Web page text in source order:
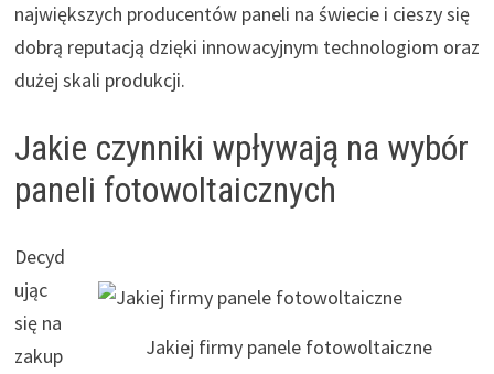
największych producentów paneli na świecie i cieszy się
dobrą reputacją dzięki innowacyjnym technologiom oraz
dużej skali produkcji.
Jakie czynniki wpływają na wybór
paneli fotowoltaicznych
Jakiej firmy panele fotowoltaiczne
Decyd
ując
się na
zakup